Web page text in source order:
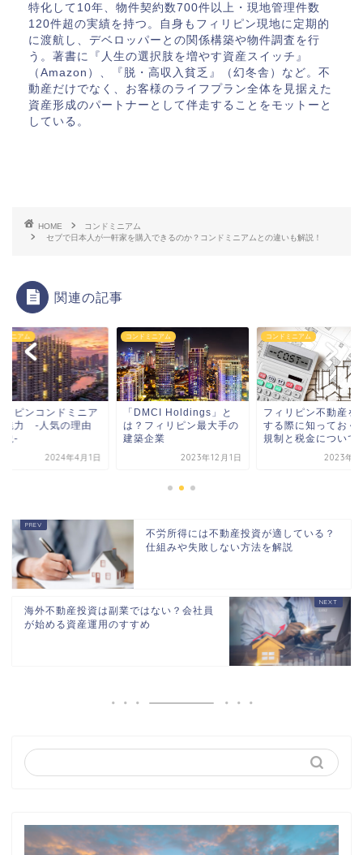
特化して10年、物件契約数700件以上・現地管理件数
120件超の実績を持つ。自身もフィリピン現地に定期的
に渡航し、デベロッパーとの関係構築や物件調査を行
う。著書に『人生の選択肢を増やす資産スイッチ』
（Amazon）、『脱・高収入貧乏』（幻冬舎）など。不
動産だけでなく、お客様のライフプラン全体を見据えた
資産形成のパートナーとして伴走することをモットーと
している。
HOME
コンドミニアム
セブで日本人が一軒家を購入できるのか？コンドミニアムとの違いも解説！
関連の記事
ミニアム
Holdings」と
フィリピン最大手の
企業
2023年12月1日
コンドミニアム
フィリピン不動産を購入
する際に知っておくべき
規制と税金について
2023年5月2日
コンドミニアム
フィリピンコンドミ
ムの魅力 -人気の
を解説-
2024年
不労所得には不動産投資が適している？
仕組みや失敗しない方法を解説
海外不動産投資は副業ではない？会社員
が始める資産運用のすすめ